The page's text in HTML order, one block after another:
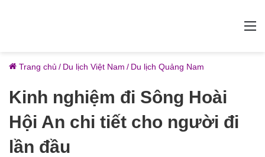
Trang chủ / Du lịch Việt Nam / Du lịch Quảng Nam
Kinh nghiệm đi Sông Hoài
Hội An chi tiết cho người đi
lần đầu